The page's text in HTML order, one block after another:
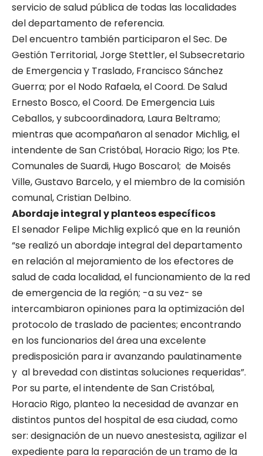
servicio de salud pública de todas las localidades
del departamento de referencia.
Del encuentro también participaron el Sec. De
Gestión Territorial, Jorge Stettler, el Subsecretario
de Emergencia y Traslado, Francisco Sánchez
Guerra; por el Nodo Rafaela, el Coord. De Salud
Ernesto Bosco, el Coord. De Emergencia Luis
Ceballos, y subcoordinadora, Laura Beltramo;
mientras que acompañaron al senador Michlig, el
intendente de San Cristóbal, Horacio Rigo; los Pte.
Comunales de Suardi, Hugo Boscarol; de Moisés
Ville, Gustavo Barcelo, y el miembro de la comisión
comunal, Cristian Delbino.
Abordaje integral y planteos específicos
El senador Felipe Michlig explicó que en la reunión
“se realizó un abordaje integral del departamento
en relación al mejoramiento de los efectores de
salud de cada localidad, el funcionamiento de la red
de emergencia de la región; -a su vez- se
intercambiaron opiniones para la optimización del
protocolo de traslado de pacientes; encontrando
en los funcionarios del área una excelente
predisposición para ir avanzando paulatinamente
y al brevedad con distintas soluciones requeridas”.
Por su parte, el intendente de San Cristóbal,
Horacio Rigo, planteo la necesidad de avanzar en
distintos puntos del hospital de esa ciudad, como
ser: designación de un nuevo anestesista, agilizar el
expediente para la reparación de un tramo de la